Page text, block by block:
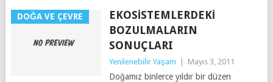
DOĞA VE ÇEVRE
EKOSISTEMLERDEKI
BOZULMALARIN
SONUÇLARI
Yenilenebilir Yaşam Mayıs 3, 2011
Doğamız binlerce yıldır bir düzen